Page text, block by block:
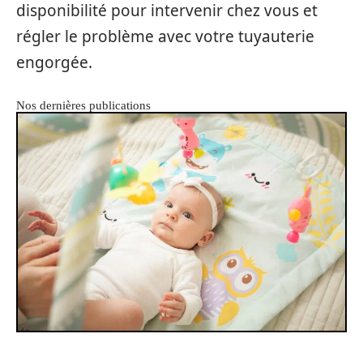
disponibilité pour intervenir chez vous et
régler le problème avec votre tuyauterie
engorgée.
Nos dernières publications